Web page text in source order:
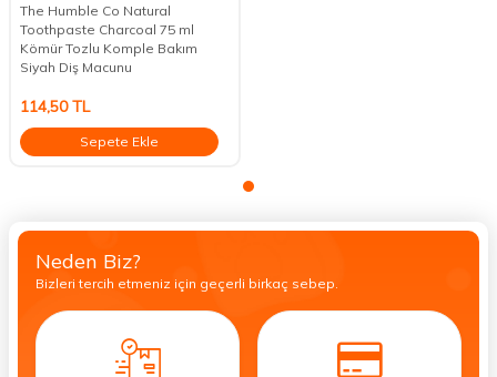
The Humble Co Natural
Toothpaste Charcoal 75 ml
Kömür Tozlu Komple Bakım
Siyah Diş Macunu
114,50TL
Sepete Ekle
Neden Biz?
Bizleri tercih etmeniz için geçerli birkaç sebep.